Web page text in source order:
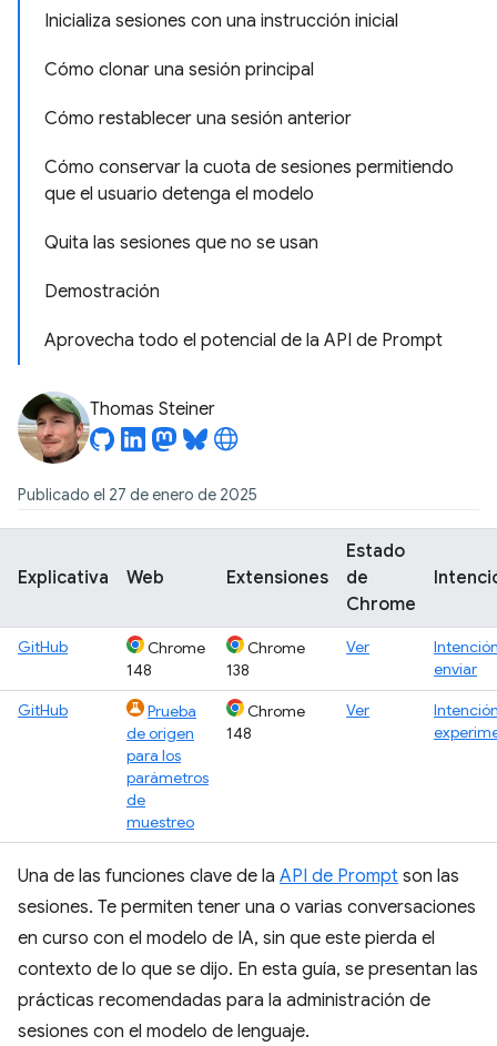
Inicializa sesiones con una instrucción inicial
Cómo clonar una sesión principal
Cómo restablecer una sesión anterior
Cómo conservar la cuota de sesiones permitiendo
que el usuario detenga el modelo
Quita las sesiones que no se usan
Demostración
Aprovecha todo el potencial de la API de Prompt
Thomas Steiner
Publicado el 27 de enero de 2025
Explicativa Web Extensiones
Estado
de
Chrome
GitHub
Chrome
148
Chrome
138
Ver
enviar
GitHub
Prueba
de origen
para los
parámetros
de
muestreo
Chrome
148
Ver
Una de las funciones clave de la API de Prompt son las
sesiones. Te permiten tener una o varias conversaciones
en curso con el modelo de IA, sin que este pierda el
contexto de lo que se dijo. En esta guía, se presentan las
prácticas recomendadas para la administración de
sesiones con el modelo de lenguaje.